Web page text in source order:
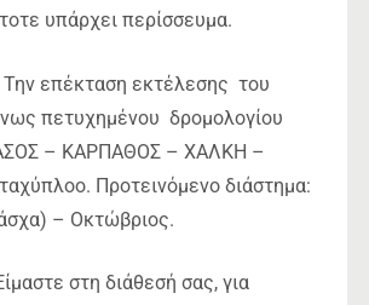
υπάρχει περίσσευμα.
εκτέλεσης του
πετυχημένου δρομολογίου
– ΚΑΡΠΑΘΟΣ – ΧΑΛΚΗ –
Προτεινόμενο διάστημα:
– Οκτώβριος.
διάθεσή σας, για